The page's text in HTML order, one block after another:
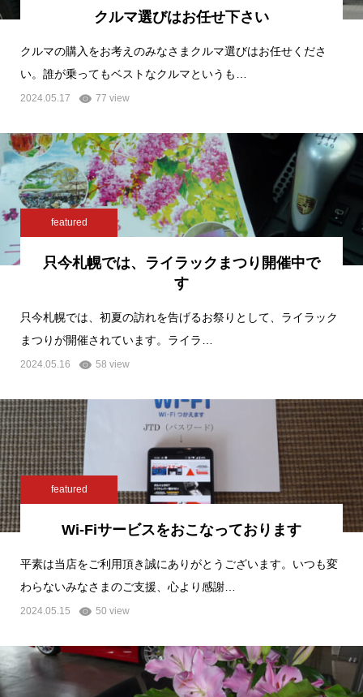
クルマ選びはお任せ下さい
クルマの購入をお考えのみなさまクルマ選びはお任せくださ
い。誰が乗ってもベストなクルマというも…
2024.05.17 77 view
featured
只今札幌では、ライラックまつり開催中で
す
只今札幌では、初夏の訪れを告げるお祭りとして、ライラック
まつりが開催されています。ライラ…
2024.05.16 58 view
featured
Wi-Fiサービスをおこなっております
平素は当店をご利用頂き誠にありがとうございます。いつも変
わらないみなさまのご支援、心より感謝…
2024.05.15 50 view